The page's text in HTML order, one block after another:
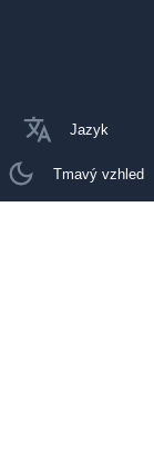
Jazyk
Tmavý vzhled